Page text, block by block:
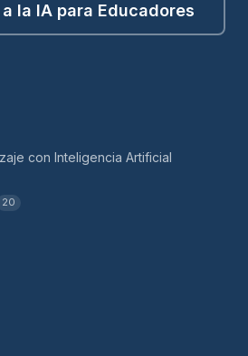
la IA para Educadores
con Inteligencia Artificial
20